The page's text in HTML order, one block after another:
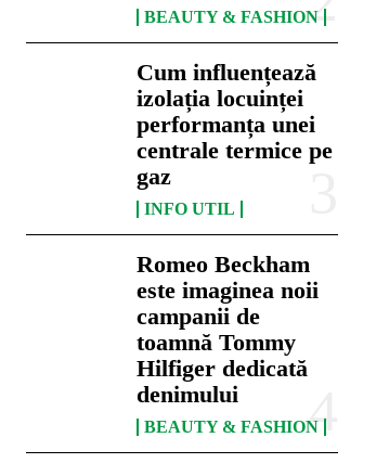
BEAUTY & FASHION
Cum influențează
izolația locuinței
performanța unei
centrale termice pe
gaz
INFO UTIL
Romeo Beckham
este imaginea noii
campanii de
toamnă Tommy
Hilfiger dedicată
denimului
BEAUTY & FASHION